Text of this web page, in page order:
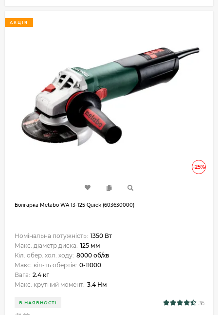
-25%
АКЦІЯ
Болгарка Metabo WA 13-125 Quick (603630000)
Номінальна потужність: 1350 Вт
Макс. діаметр диска: 125 мм
Кіл. обер. хол. ходу: 8000 об/хв
Макс. кіл-ть обертів: 0-11000
Вага: 2.4 кг
Макс. крутний момент: 3.4 Нм
В НАЯВНОСТІ 36